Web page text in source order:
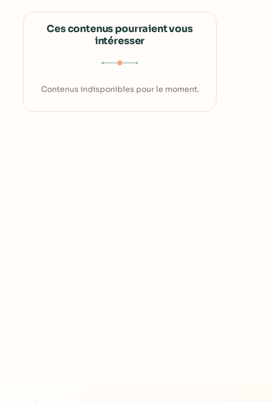
Ces contenus pourraient vous
intéresser
Contenus indisponibles pour le moment.